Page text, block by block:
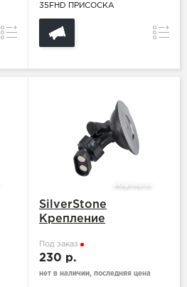
Сравнение
35FHD ПРИСОСКА
SilverStone
Крепление
Под заказ
230 р.
нет в наличии, последняя цена